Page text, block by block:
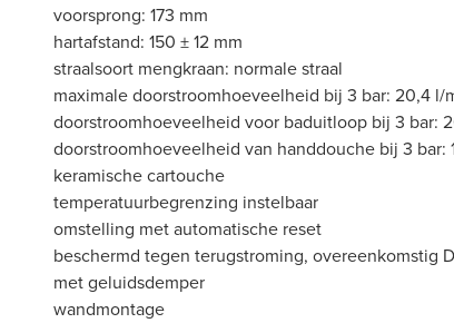
voorsprong: 173 mm
hartafstand: 150 ± 12 mm
straalsoort mengkraan: normale straal
maximale doorstroomhoeveelheid bij 3 bar: 20,4 l/
doorstroomhoeveelheid voor baduitloop bij 3 bar:
doorstroomhoeveelheid van handdouche bij 3 bar:
keramische cartouche
temperatuurbegrenzing instelbaar
omstelling met automatische reset
beschermd tegen terugstroming, overeenkomstig
met geluidsdemper
wandmontage